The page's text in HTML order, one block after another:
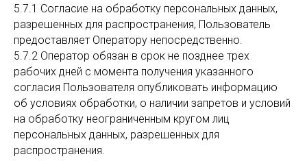
5.7.1 Согласие на обработку персональных данных,
разрешенных для распространения, Пользователь
предоставляет Оператору непосредственно.
5.7.2 Оператор обязан в срок не позднее трех
рабочих дней с момента получения указанного
согласия Пользователя опубликовать информацию
об условиях обработки, о наличии запретов и условий
на обработку неограниченным кругом лиц
персональных данных, разрешенных для
распространения.